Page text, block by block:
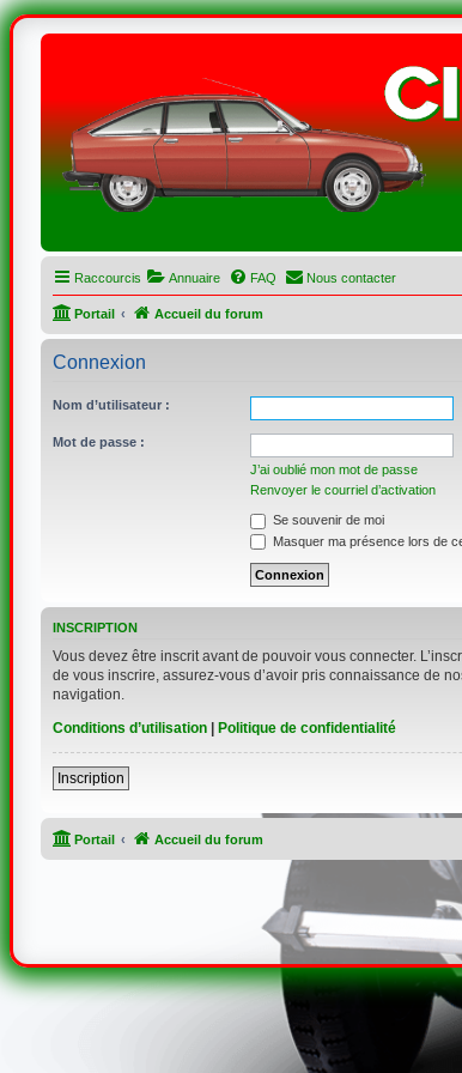
Raccourcis Annuaire FAQ Nous contacter
Portail Accueil du forum
Connexion
Nom d’utilisateur :
Mot de passe :
J’ai oublié mon mot de passe
Renvoyer le courriel d’activation
Se souvenir de moi
Masquer ma présence lors de
INSCRIPTION
Vous devez être inscrit avant de pouvoir vous connecter.
de vous inscrire, assurez-vous d’avoir pris connaissance de
navigation.
Conditions d’utilisation| Politique de confidentialité
Inscription
Portail Accueil du forum